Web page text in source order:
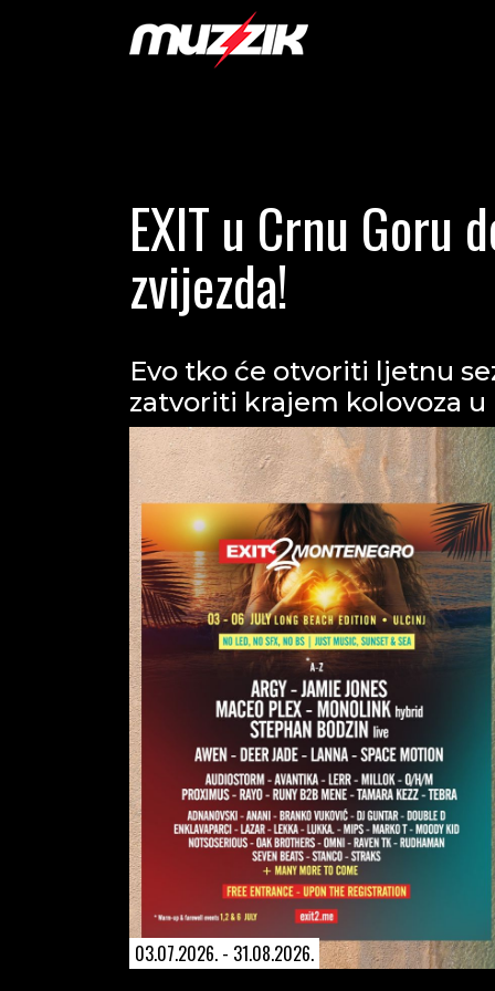
EXIT u Crnu Goru
zvijezda!
Evo tko će otvoriti ljetnu
zatvoriti krajem kolovoza u
03.07.2026. - 31.08.2026.